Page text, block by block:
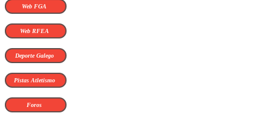
Web FGA
Web RFEA
Deporte Galego
Pistas Atletismo
Foros